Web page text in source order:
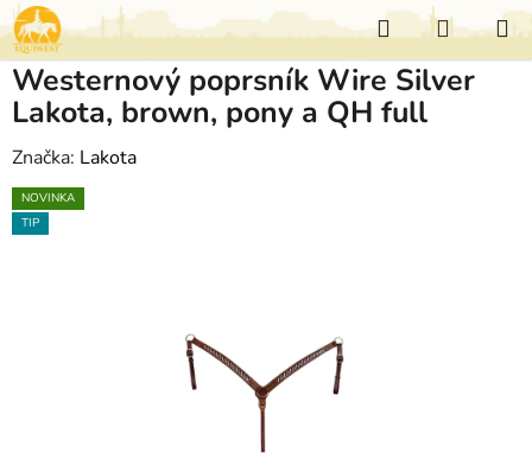
Přejít
na
obsah
Hledat
KOŠÍK
Westernový poprsník Wire Silver
Lakota, brown, pony a QH full
Značka: Lakota
NOVINKA
TIP